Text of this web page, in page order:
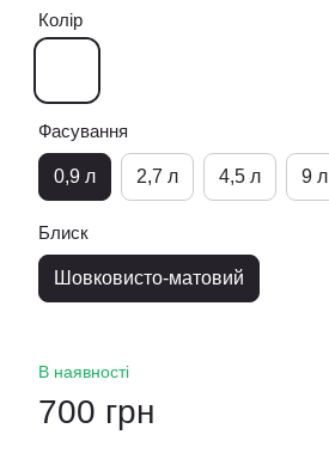
Колір
Фасування
0,9 л 2,7 л 4,5 л 9 л
Блиск
Шовковисто-матовий
В наявності
700 грн